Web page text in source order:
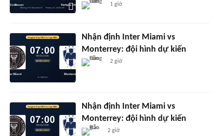
1 giờ
Nhận định Inter Miami vs
Monterrey: đội hình dự kiến
2 giờ
Nhận định Inter Miami vs
Monterrey: đội hình dự kiến
2 giờ